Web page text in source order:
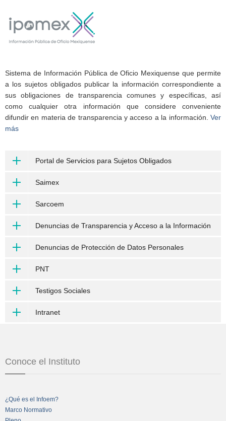
Sistema de Información Pública de Oficio Mexiquense que permite
a los sujetos obligados publicar la información correspondiente a
sus obligaciones de transparencia comunes y específicas, así
como cualquier otra información que considere conveniente
difundir en materia de transparencia y acceso a la información. Ver
más
Portal de Servicios para Sujetos Obligados
Saimex
Sarcoem
Denuncias de Transparencia y Acceso a la Información
Denuncias de Protección de Datos Personales
PNT
Testigos Sociales
Intranet
Conoce el Instituto
¿Qué es el Infoem?
Marco Normativo